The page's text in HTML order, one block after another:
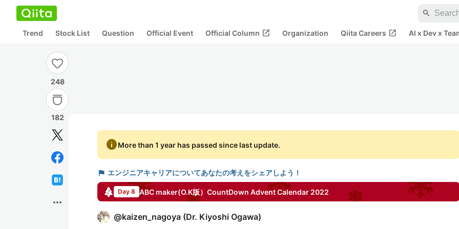
search
Trend Stock List Question Official Event Official Column open_in_new Organization Qiita Careers open_in_new AI x Dev x
248
182
more_horiz
infoMore than 1 year has passed since last update.
flag エンジニアキャリアについてあなたの考えをシェアしよう！
Day 8 ABC maker(O.K版）CountDown Advent Calendar 2022
@kaizen_nagoya (Dr. Kiyoshi Ogawa)